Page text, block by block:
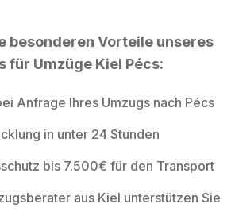
besonderen Vorteile unseres
für Umzüge Kiel Pécs:
Anfrage Ihres Umzugs nach Pécs
in unter 24 Stunden
bis 7.500€ für den Transport
aus Kiel unterstützen Sie